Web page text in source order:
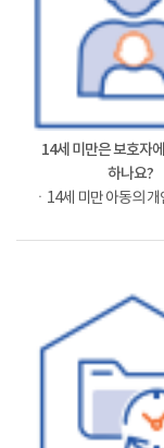
14세 미만은 보호자
하나요?
ㆍ14세 미만 아동의 개